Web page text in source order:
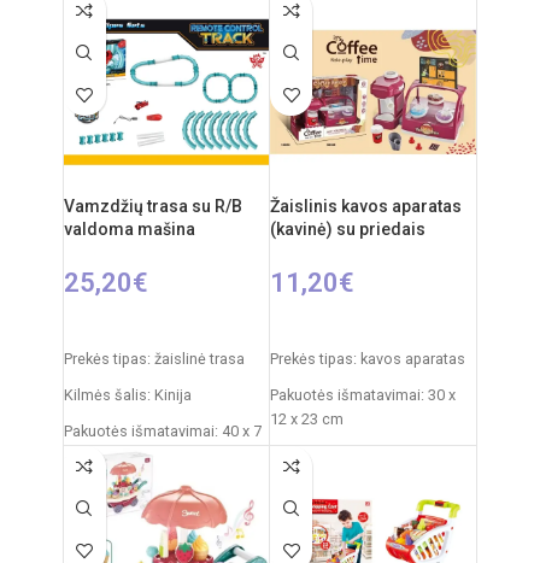
Rekomenduojamas amžius:
nuo 3 metų
55 x 63 cm
Virtuvėlės išmatavimai: 35 x
63 x 84 cm
Produkto medžiaga: plastikas
Rekomenduojamas amžius:
Elementai: 3 x AA
(nepridedamos)
Vamzdžių trasa su R/B
valdoma mašina
25,20€
Prekės tipas: žaislinė trasa
Kilmės šalis: Kinija
Pakuotės išmatavimai: 40 x 7
x 34 cm
Dalių skaičius: 19
Produkto medžiaga: plastikas
(PVC)
Žaislinis kavos aparatas
(kavinė) su priedais
11,20€
Prekės tipas: kavos aparatas
Pakuotės išmatavimai: 30 x
12 x 23 cm
Rekomenduojamas amžius:
nuo 3 metų